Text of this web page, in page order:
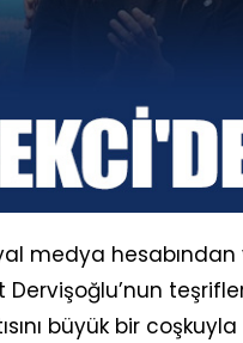
medya hesabından
Dervişoğlu’nun
büyük bir